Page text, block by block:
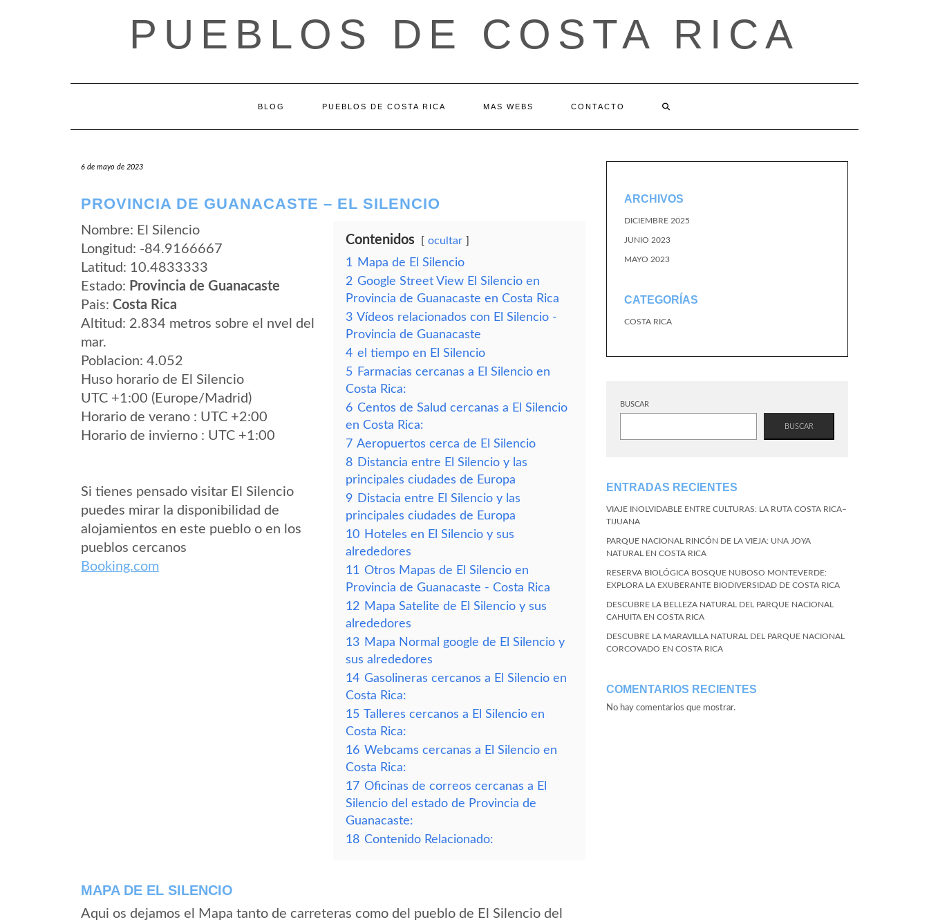
PUEBLOS DE COSTA RICA
BLOG PUEBLOS DE COSTA RICA MAS WEBS CONTACTO
6 de mayo de 2023
PROVINCIA DE GUANACASTE – EL SILENCIO
Nombre: El Silencio
Longitud: -84.9166667
Latitud: 10.4833333
Estado: Provincia de Guanacaste
Pais: Costa Rica
Altitud: 2.834 metros sobre el nvel del
mar.
Poblacion: 4.052
Huso horario de El Silencio
UTC +1:00 (Europe/Madrid)
Horario de verano : UTC +2:00
Horario de invierno : UTC +1:00
Si tienes pensado visitar El Silencio
puedes mirar la disponibilidad de
alojamientos en este pueblo o en los
pueblos cercanos
Booking.com
Contenidos ocultar
1
Mapa de El Silencio
2 Google Street View El Silencio en
Provincia de Guanacaste en Costa Rica
3 Vídeos relacionados con El Silencio -
Provincia de Guanacaste
4 el tiempo en El Silencio
5 Farmacias cercanas a El Silencio en
Costa Rica:
6 Centos de Salud cercanas a El Silencio
en Costa Rica:
7 Aeropuertos cerca de El Silencio
8 Distancia entre El Silencio y las
principales ciudades de Europa
9 Distacia entre El Silencio y las
principales ciudades de Europa
10 Hoteles en El Silencio y sus
alrededores
11 Otros Mapas de El Silencio en
Provincia de Guanacaste - Costa Rica
12 Mapa Satelite de El Silencio y sus
alrededores
13 Mapa Normal google de El Silencio y
sus alrededores
14 Gasolineras cercanos a El Silencio en
Costa Rica:
15 Talleres cercanos a El Silencio en
Costa Rica:
16 Webcams cercanas a El Silencio en
Costa Rica:
17 Oficinas de correos cercanas a El
Silencio del estado de Provincia de
Guanacaste:
18 Contenido Relacionado:
MAPA DE EL SILENCIO
Aqui os dejamos el Mapa tanto de carreteras como del pueblo de El Silencio del
ARCHIVOS
DICIEMBRE 2025
JUNIO 2023
MAYO 2023
CATEGORÍAS
COSTA RICA
BUSCAR
BUSCAR
ENTRADAS RECIENTES
VIAJE INOLVIDABLE ENTRE CULTURAS: LA RUTA COSTA RICA–
TIJUANA
PARQUE NACIONAL RINCÓN DE LA VIEJA: UNA JOYA
NATURAL EN COSTA RICA
RESERVA BIOLÓGICA BOSQUE NUBOSO MONTEVERDE:
EXPLORA LA EXUBERANTE BIODIVERSIDAD DE COSTA RICA
DESCUBRE LA BELLEZA NATURAL DEL PARQUE NACIONAL
CAHUITA EN COSTA RICA
DESCUBRE LA MARAVILLA NATURAL DEL PARQUE NACIONAL
CORCOVADO EN COSTA RICA
COMENTARIOS RECIENTES
No hay comentarios que mostrar.